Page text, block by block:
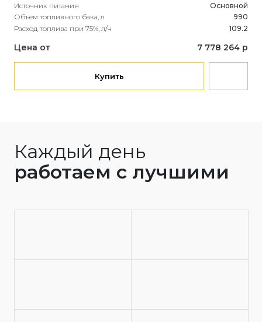
Источник питания
Основной
Объем топливного бака, л
990
Расход топлива при 75%, л/ч
109.2
Цена от 7 778 264 р
Купить
Каждый день
работаем с лучшими